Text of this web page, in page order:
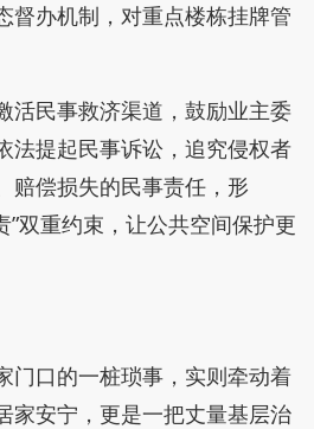
督办机制，对重点楼栋挂牌管
活民事救济渠道，鼓励业主委
法提起民事诉讼，追究侵权者
赔偿损失的民事责任，形
”双重约束，让公共空间保护更
门口的一桩琐事，实则牵动着
家安宁，更是一把丈量基层治